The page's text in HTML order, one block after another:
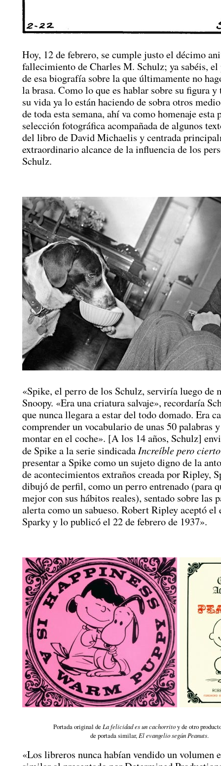
Hoy, 12 de febrero, se cumple justo el décimo
fallecimiento de Charles M. Schulz; ya sabéis,
de esa biografía sobre la que últimamente no
la brasa. Como lo que es hablar sobre su figura y
su vida ya lo están haciendo de sobra otros
de toda esta semana, ahí va como homenaje esta
selección fotográfica acompañada de algunos
del libro de David Michaelis y centrada
extraordinario alcance de la influencia de los
Schulz.
«Spike, el perro de los Schulz, serviría luego de
Snoopy. «Era una criatura salvaje», recordaría
que nunca llegara a estar del todo domado. Era
comprender un vocabulario de unas 50 palabras
montar en el coche». [A los 14 años, Schulz]
de Spike a la serie sindicada Increíble pero cierto
presentar a Spike como un sujeto digno de la
de acontecimientos extraños creada por Ripley,
dibujó de perfil, como un perro entrenado (para
mejor con sus hábitos reales), sentado sobre las
alerta como un sabueso. Robert Ripley aceptó el
Sparky y lo publicó el 22 de febrero de 1937».
Portada original de La felicidad es un cachorritoy de otro
de portada similar, El evangelio según Peanuts.
«Los libreros nunca habían vendido un volumen